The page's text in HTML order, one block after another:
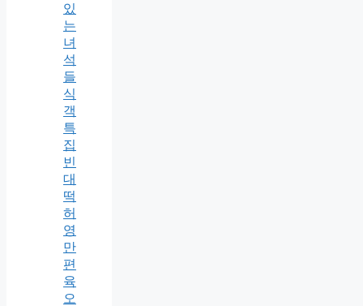
있
는
녀
석
들
식
객
특
집
빈
대
떡
허
영
만
편
육
오